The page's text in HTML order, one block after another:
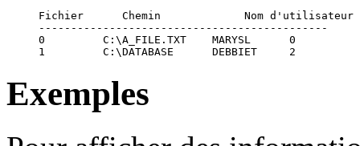
Fichier      Chemin             Nom d'utilisateur
---------------------------------------------
0         C:\A_FILE.TXT    MARYSL      0
1         C:\DATABASE      DEBBIET     2
Exemples